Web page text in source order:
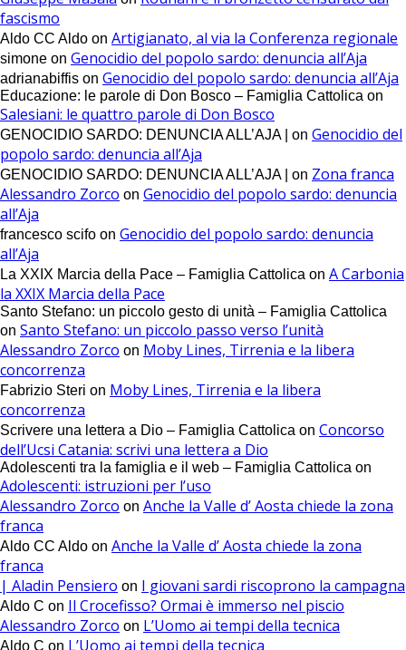
fascismo
Aldo CC Aldo on Artigianato, al via la Conferenza regionale
simone on Genocidio del popolo sardo: denuncia all’Aja
adrianabiffis on Genocidio del popolo sardo: denuncia all’Aja
Educazione: le parole di Don Bosco – Famiglia Cattolica on
Salesiani: le quattro parole di Don Bosco
GENOCIDIO SARDO: DENUNCIA ALL’AJA | on Genocidio del
popolo sardo: denuncia all’Aja
GENOCIDIO SARDO: DENUNCIA ALL’AJA | on Zona franca
Alessandro Zorco on Genocidio del popolo sardo: denuncia
all’Aja
francesco scifo on Genocidio del popolo sardo: denuncia
all’Aja
La XXIX Marcia della Pace – Famiglia Cattolica on A Carbonia
la XXIX Marcia della Pace
Santo Stefano: un piccolo gesto di unità – Famiglia Cattolica
on Santo Stefano: un piccolo passo verso l’unità
Alessandro Zorco on Moby Lines, Tirrenia e la libera
concorrenza
Fabrizio Steri on Moby Lines, Tirrenia e la libera
concorrenza
Scrivere una lettera a Dio – Famiglia Cattolica on Concorso
dell’Ucsi Catania: scrivi una lettera a Dio
Adolescenti tra la famiglia e il web – Famiglia Cattolica on
Adolescenti: istruzioni per l’uso
Alessandro Zorco on Anche la Valle d’ Aosta chiede la zona
franca
Aldo CC Aldo on Anche la Valle d’ Aosta chiede la zona
franca
| Aladin Pensiero on I giovani sardi riscoprono la campagna
Aldo C on Il Crocefisso? Ormai è immerso nel piscio
Alessandro Zorco on L’Uomo ai tempi della tecnica
Aldo C on L’Uomo ai tempi della tecnica